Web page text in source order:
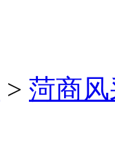
> 菏商